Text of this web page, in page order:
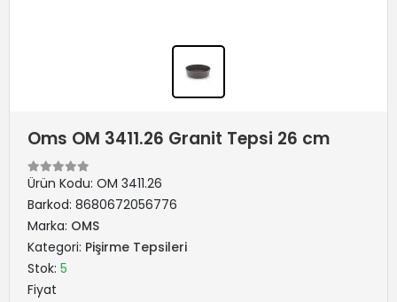
Oms OM 3411.26 Granit Tepsi 26 cm
Ürün Kodu: OM 3411.26
Barkod: 8680672056776
Marka: OMS
Kategori: Pişirme Tepsileri
Stok: 5
Fiyat